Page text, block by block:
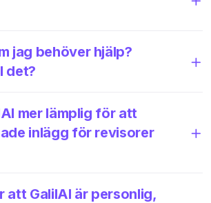
jag behöver hjälp?
det?
mer lämplig för att
inlägg för revisorer
att GalilAI är personlig,